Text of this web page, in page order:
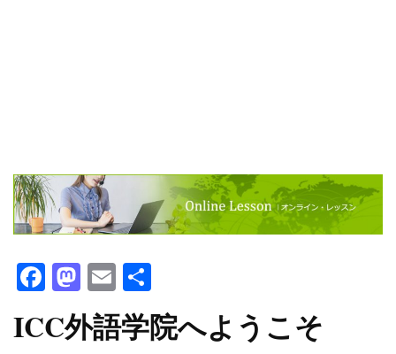
Facebook
Mastodon
Email
有
ICC外語学院へようこそ